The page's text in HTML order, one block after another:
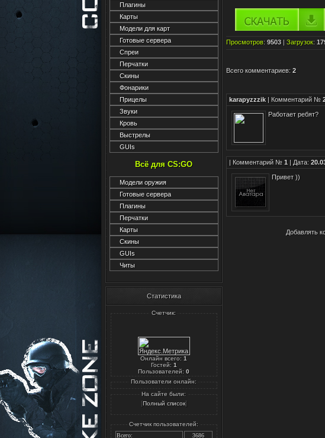
Плагины
Карты
Модели для карт
Готовые сервера
Спреи
Перчатки
Скины
Фонарики
Прицелы
Звуки
Кровь
Выстрелы
GUIs
Всё для CS:GO
Модели оружия
Готовые сервера
Плагины
Перчатки
Карты
Скины
GUIs
Читы
Статистика
Счетчик:
Онлайн всего: 1
Гостей: 1
Пользователей: 0
Пользователи онлайн:
На сайте были:
[Полный список]
Счетчик пользователей:
Всего:
3686
Просмотров: 9503| Загрузок:
Всего комментариев: 2
karapyzzzik| Комментарий №
Работает ребят?
| Комментарий № 1 | Дата:
Привет ))
Добавлять